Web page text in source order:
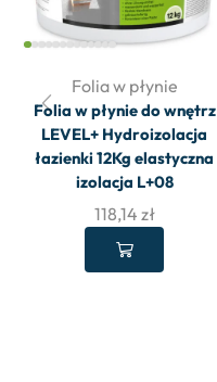
Folia w płynie
Folia w płynie do wnętrz
LEVEL+ Hydroizolacja
łazienki 12Kg elastyczna
izolacja L+08
118,14 zł